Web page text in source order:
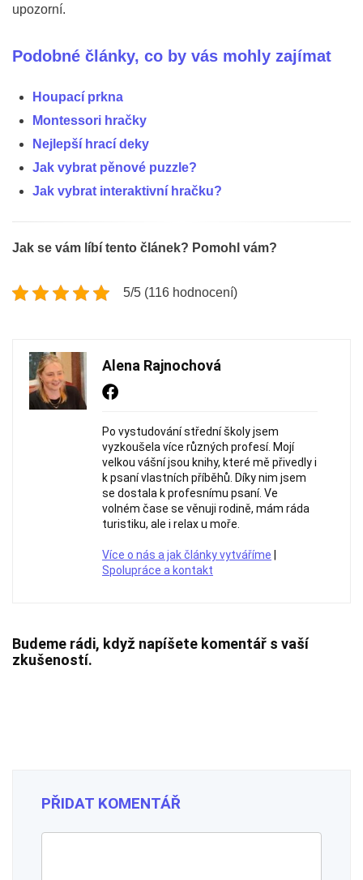
upozorní.
Podobné články, co by vás mohly zajímat
Houpací prkna
Montessori hračky
Nejlepší hrací deky
Jak vybrat pěnové puzzle?
Jak vybrat interaktivní hračku?
Jak se vám líbí tento článek? Pomohl vám?
5/5 (116 hodnocení)
Alena Rajnochová
Po vystudování střední školy jsem
vyzkoušela více různých profesí. Mojí
velkou vášní jsou knihy, které mě přivedly i
k psaní vlastních příběhů. Díky nim jsem
se dostala k profesnímu psaní. Ve
volném čase se věnuji rodině, mám ráda
turistiku, ale i relax u moře.
Více o nás a jak články vytváříme
Spolupráce a kontakt
Budeme rádi, když napíšete komentář s vaší
zkušeností.
PŘIDAT KOMENTÁŘ